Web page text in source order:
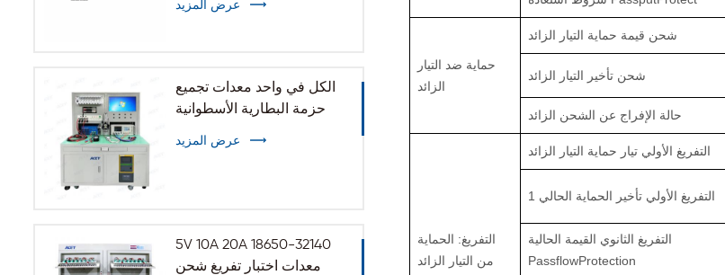
عرض المزيد
الكل في واحد معدات تجميع
حزمة البطارية الأسطوانية
عرض المزيد
5V 10A 20A 18650-32140
معدات اختبار تفريغ شحن
حماية ضد التيار
الزائد
شحن قيمة حماية التيار الزائد
شحن تأخير التيار الزائد
حالة الإفراج عن الشحن الزائد
التفريغ: الحماية
من التيار الزائد
التفريغ الأولي تيار حماية التيار الزائد
التفريغ الأولي تأخير الحماية الحالي 1
التفريغ الثانوي القيمة الحالية
PassflowProtection